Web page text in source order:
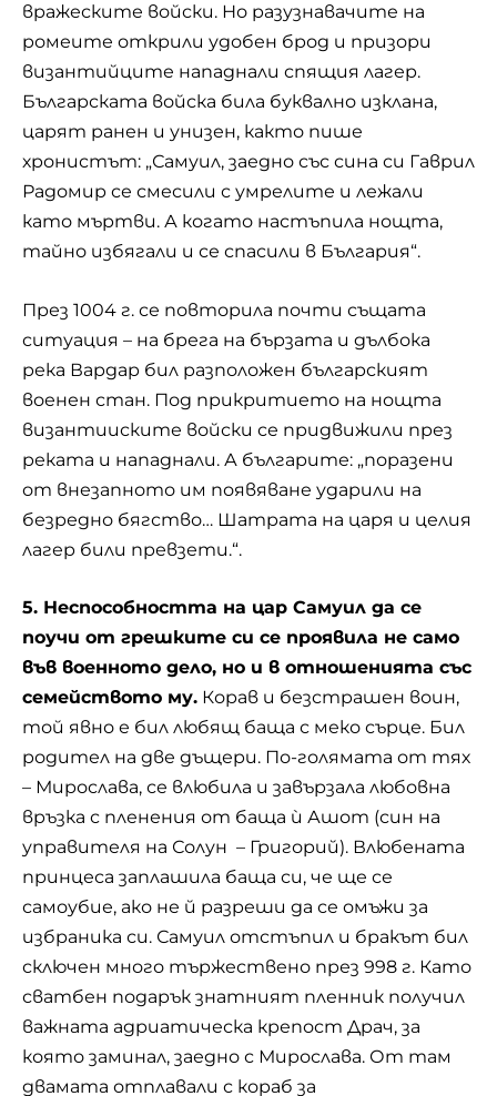
вражеските войски. Но разузнавачите на
ромеите открили удобен брод и призори
византийците нападнали спящия лагер.
Българската войска била буквално изклана,
царят ранен и унизен, както пише
хронистът: „Самуил, заедно със сина си Гаврил
Радомир се смесили с умрелите и лежали
като мъртви. А когато настъпила нощта,
тайно избягали и се спасили в България“.
През 1004 г. се повторила почти същата
ситуация – на брега на бързата и дълбока
река Вардар бил разположен българският
военен стан. Под прикритието на нощта
византииските войски се придвижили през
реката и нападнали. А българите: „поразени
от внезапното им появяване ударили на
безредно бягство… Шатрата на царя и целия
лагер били превзети.“.
5. Неспособността на цар Самуил да се
поучи от грешките си се проявила не само
във военното дело, но и в отношенията със
семейството му. Корав и безстрашен воин,
той явно е бил любящ баща с меко сърце. Бил
родител на две дъщери. По-голямата от тях
– Мирослава, се влюбила и завързала любовна
връзка с пленения от баща ѝ Ашот (син на
управителя на Солун – Григорий). Влюбената
принцеса заплашила баща си, че ще се
самоубие, ако не й разреши да се омъжи за
избраника си. Самуил отстъпил и бракът бил
сключен много тържествено през 998 г. Като
сватбен подарък знатният пленник получил
важната адриатическа крепост Драч, за
която заминал, заедно с Мирослава. От там
двамата отплавали с кораб за